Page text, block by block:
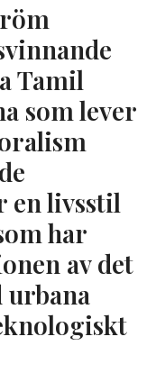
Tamil
som lever
en livsstil
har
av det
urbana